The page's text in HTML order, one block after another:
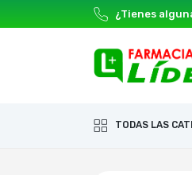
¿Tienes
TODAS LAS